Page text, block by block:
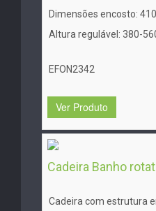
Dimensões encosto:
Altura regulável: 380-
EFON2342
Ver Produto
Cadeira Banho
Cadeira com estrutura